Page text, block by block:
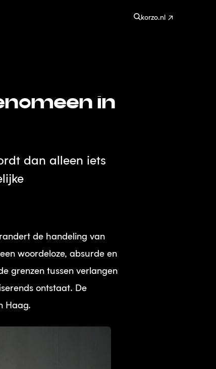
korzo.nl
in
dan alleen iets
de handeling van
woordeloze, absurde en
grenzen tussen verlangen
ontstaat. De
Haag.